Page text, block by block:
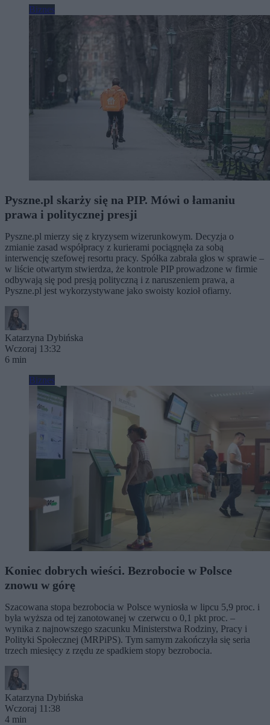
Biznes
Pyszne.pl skarży się na PIP. Mówi o łamaniu
prawa i politycznej presji
Pyszne.pl mierzy się z kryzysem wizerunkowym. Decyzja o
zmianie zasad współpracy z kurierami pociągnęła za sobą
interwencję szefowej resortu pracy. Spółka zabrała głos w sprawie –
w liście otwartym stwierdza, że kontrole PIP prowadzone w firmie
odbywają się pod presją polityczną i z naruszeniem prawa, a
Pyszne.pl jest wykorzystywane jako swoisty kozioł ofiarny.
Katarzyna Dybińska
Wczoraj 13:32
6 min
Biznes
Koniec dobrych wieści. Bezrobocie w Polsce
znowu w górę
Szacowana stopa bezrobocia w Polsce wyniosła w lipcu 5,9 proc. i
była wyższa od tej zanotowanej w czerwcu o 0,1 pkt proc. –
wynika z najnowszego szacunku Ministerstwa Rodziny, Pracy i
Polityki Społecznej (MRPiPS). Tym samym zakończyła się seria
trzech miesięcy z rzędu ze spadkiem stopy bezrobocia.
Katarzyna Dybińska
Wczoraj 11:38
4 min